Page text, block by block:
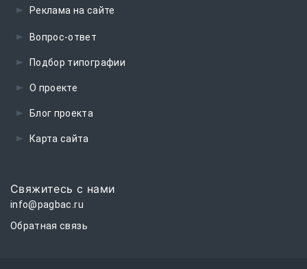
Реклама на сайте
Вопрос-ответ
Подбор типографии
О проекте
Блог проекта
Карта сайта
Свяжитесь с нами
info@pagbac.ru
Обратная связь